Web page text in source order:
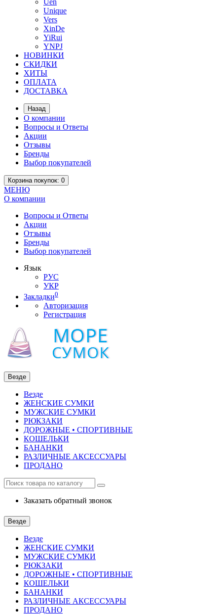
Uen
Unique
Vers
XinDe
YiRui
YNPJ
НОВИНКИ
СКИДКИ
ХИТЫ
ОПЛАТА
ДОСТАВКА
Назад
О компании
Вопросы и Ответы
Акции
Отзывы
Бренды
Выбор покупателей
Корзинапокупок: 0
МЕНЮ
О компании
Вопросы и Ответы
Акции
Отзывы
Бренды
Выбор покупателей
Язык
РУС
УКР
Закладки0
Авторизация
Регистрация
Везде
Везде
ЖЕНСКИЕ СУМКИ
МУЖСКИЕ СУМКИ
РЮКЗАКИ
ДОРОЖНЫЕ • СПОРТИВНЫЕ
КОШЕЛЬКИ
БАНАНКИ
РАЗЛИЧНЫЕ АКСЕССУАРЫ
ПРОДАНО
Заказать обратный звонок
Везде
Везде
ЖЕНСКИЕ СУМКИ
МУЖСКИЕ СУМКИ
РЮКЗАКИ
ДОРОЖНЫЕ • СПОРТИВНЫЕ
КОШЕЛЬКИ
БАНАНКИ
РАЗЛИЧНЫЕ АКСЕССУАРЫ
ПРОДАНО